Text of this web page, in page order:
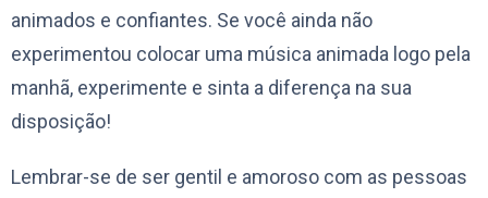
animados e confiantes. Se você ainda não
experimentou colocar uma música animada logo pela
manhã, experimente e sinta a diferença na sua
disposição!
Lembrar-se de ser gentil e amoroso com as pessoas